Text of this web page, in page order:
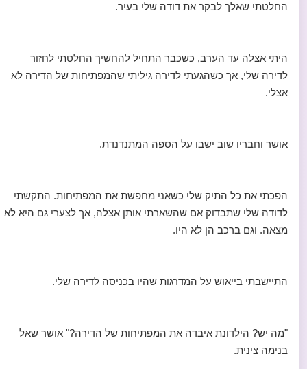
החלטתי שאלך לבקר את דודה שלי בעיר.
היתי אצלה עד הערב, כשכבר התחיל להחשיך החלטתי לחזור
לדירה שלי, אך כשהגעתי לדירה גיליתי שהמפתיחות של הדירה לא
אצלי.
אושר וחבריו שוב ישבו על הספה המתנדנדת.
הפכתי את כל התיק שלי כשאני מחפשת את המפתיחות. התקשתי
לדודה שלי שתבדוק אם שהשארתי אותן אצלה, אך לצערי גם היא לא
מצאה. וגם ברכב הן לא היו.
התיישבתי בייאוש על המדרגות שהיו בכניסה לדירה שלי.
"מה יש? הילדונת איבדה את המפתיחות של הדירה?" אושר שאל
בנימה צינית.